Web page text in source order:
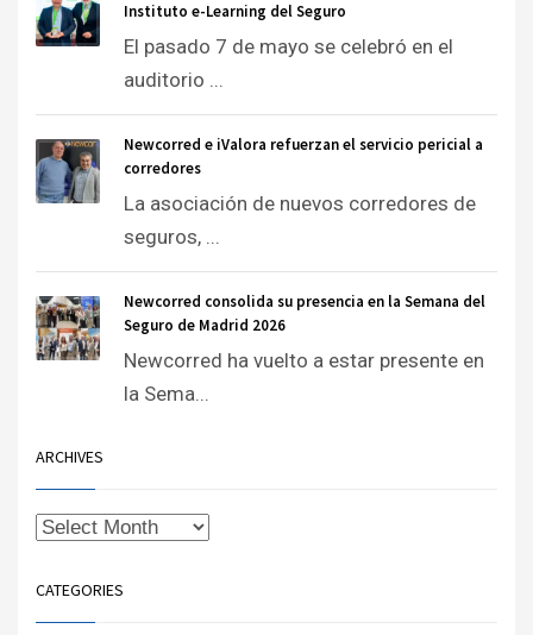
Instituto e-Learning del Seguro
El pasado 7 de mayo se celebró en el
auditorio ...
Newcorred e iValora refuerzan el servicio pericial a
corredores
La asociación de nuevos corredores de
seguros, ...
Newcorred consolida su presencia en la Semana del
Seguro de Madrid 2026
Newcorred ha vuelto a estar presente en
la Sema...
ARCHIVES
CATEGORIES